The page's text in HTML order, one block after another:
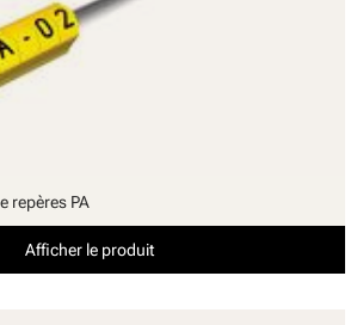
repères PA
Afficher le produit